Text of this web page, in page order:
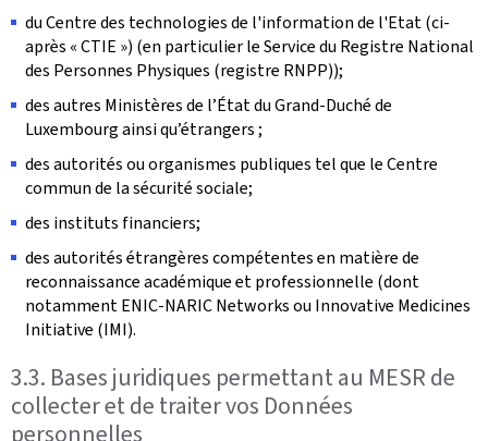
du Centre des technologies de l'information de l'Etat (ci-
après « CTIE ») (en particulier le Service du Registre National
des Personnes Physiques (registre RNPP));
des autres Ministères de l’État du Grand-Duché de
Luxembourg ainsi qu’étrangers ;
des autorités ou organismes publiques tel que le Centre
commun de la sécurité sociale;
des instituts financiers;
des autorités étrangères compétentes en matière de
reconnaissance académique et professionnelle (dont
notamment ENIC-NARIC Networks ou Innovative Medicines
Initiative (IMI).
3.3. Bases juridiques permettant au MESR de
collecter et de traiter vos Données
personnelles